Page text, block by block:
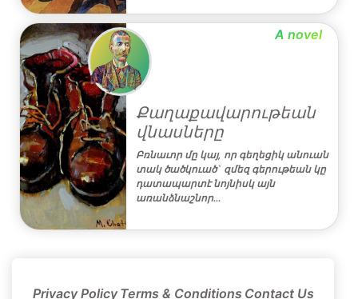
A novel
Քաղաքավարութեան
վնասները
Բռնաւոր մը կայ, որ գեղեցիկ անուան
տակ ծածկուած` զմեզ գերութեան կը
դատապարտէ նոյնիսկ այն
առանձնաշնոր…
Privacy Policy Terms & Conditions Contact Us